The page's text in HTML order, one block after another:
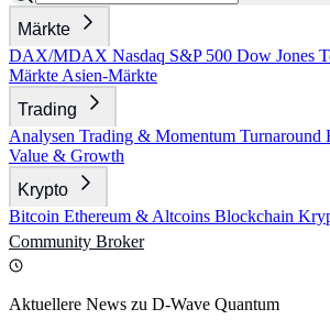
Märkte
DAX/MDAX Nasdaq S&P 500 Dow Jones
Märkte Asien-Märkte
Trading
Analysen Trading & Momentum Turnaround
Value & Growth
Krypto
Bitcoin Ethereum & Altcoins Blockchain
Community Broker
Aktuellere News zu D-Wave Quantum